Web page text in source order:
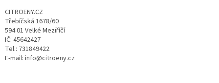
CITROENY.CZ
Třebíčská 1678/60
594 01 Velké Meziříčí
IČ: 45642427
Tel.: 731849422
E-mail: info@citroeny.cz